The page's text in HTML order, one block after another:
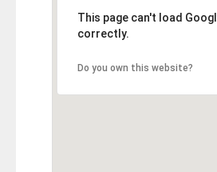
This page can't load
correctly.
Do you own this website?